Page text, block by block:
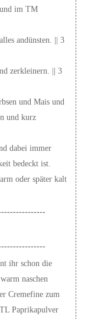
im TM
andünsten. || 3
zerkleinern. || 3
und Mais und
und kurz
dabei immer
bedeckt ist.
oder später kalt
ihr schon die
naschen
Cremefine zum
Paprikapulver